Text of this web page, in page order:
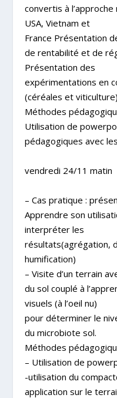
convertis à
USA, Vietnam et
France Présentation
de rentabilité et de
Présentation des
expérimentations en
(céréales et
Méthodes
Utilisation de
pédagogiques avec
vendredi 24/11 matin
– Cas pratique :
Apprendre son
interpréter les
résultats(agrégation,
humification)
– Visite d’un terrain
du sol couplé à
visuels (à l’oeil nu)
pour déterminer le
du microbiote sol.
Méthodes
– Utilisation de
-utilisation du
application sur le